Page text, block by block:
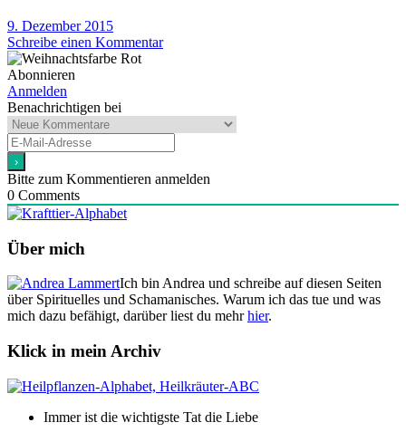
9. Dezember 2015
Schreibe einen Kommentar
Abonnieren
Anmelden
Benachrichtigen bei
Bitte zum Kommentieren anmelden
0 Comments
Über mich
Ich bin Andrea und schreibe auf diesen Seiten
über Spirituelles und Schamanisches. Warum ich das tue und was
mich dazu befähigt, darüber liest du mehrhier.
Klick in mein Archiv
Immer ist die wichtigste Tat die Liebe